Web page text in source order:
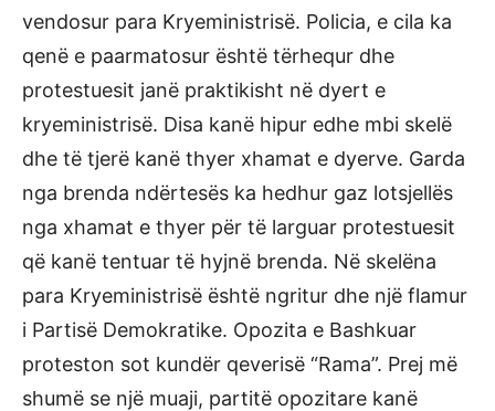
vendosur para Kryeministrisë. Policia, e cila ka
qenë e paarmatosur është tërhequr dhe
protestuesit janë praktikisht në dyert e
kryeministrisë. Disa kanë hipur edhe mbi skelë
dhe të tjerë kanë thyer xhamat e dyerve. Garda
nga brenda ndërtesës ka hedhur gaz lotsjellës
nga xhamat e thyer për të larguar protestuesit
që kanë tentuar të hyjnë brenda. Në skelëna
para Kryeministrisë është ngritur dhe një flamur
i Partisë Demokratike. Opozita e Bashkuar
proteston sot kundër qeverisë “Rama”. Prej më
shumë se një muaji, partitë opozitare kanë